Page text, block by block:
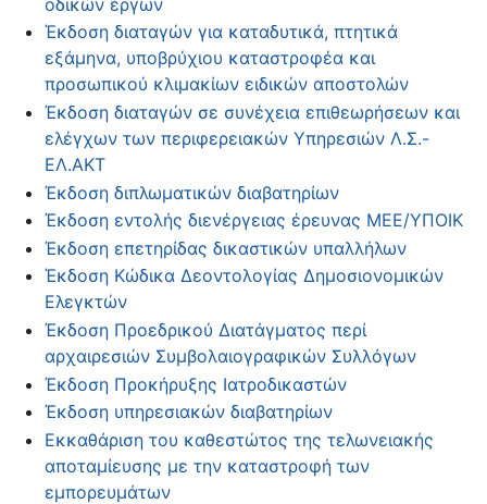
Έκδοση διαταγών για καταδυτικά, πτητικά
εξάμηνα, υποβρύχιου καταστροφέα και
προσωπικού κλιμακίων ειδικών αποστολών
Έκδοση διαταγών σε συνέχεια επιθεωρήσεων και
ελέγχων των περιφερειακών Υπηρεσιών Λ.Σ.-
ΕΛ.ΑΚΤ
Έκδοση διπλωματικών διαβατηρίων
Έκδοση εντολής διενέργειας έρευνας ΜΕΕ/ΥΠΟΙΚ
Έκδοση επετηρίδας δικαστικών υπαλλήλων
Έκδοση Κώδικα Δεοντολογίας Δημοσιονομικών
Ελεγκτών
Έκδοση Προεδρικού Διατάγματος περί
αρχαιρεσιών Συμβολαιογραφικών Συλλόγων
Έκδοση Προκήρυξης Ιατροδικαστών
Έκδοση υπηρεσιακών διαβατηρίων
Εκκαθάριση του καθεστώτος της τελωνειακής
αποταμίευσης με την καταστροφή των
εμπορευμάτων